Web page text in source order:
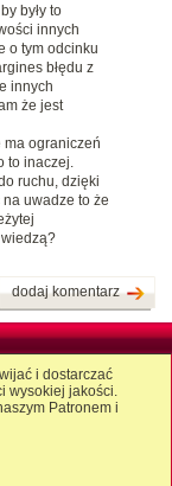
były to
innych
o tym odcinku
błędu z
innych
że jest
ma ograniczeń
to inaczej.
ruchu, dzięki
uwadze to że
dodaj komentarz
i dostarczać
wysokiej jakości.
Patronem i